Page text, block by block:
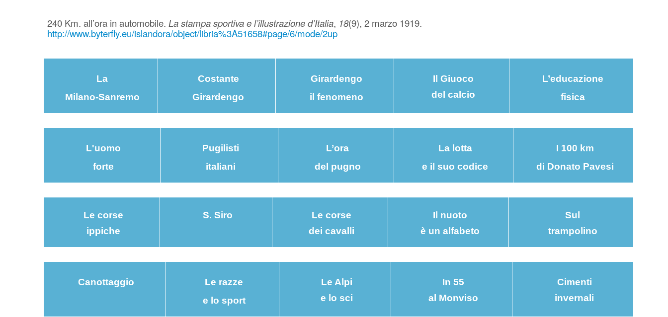
240 Km. all’ora in automobile. La stampa sportiva e l’illustrazione d’Italia, 18(9), 2 marzo 1919.
http://www.byterfly.eu/islandora/object/libria%3A51658#page/6/mode/2up
La
Milano-Sanremo
Costante
Girardengo
Girardengo
il fenomeno
Il Giuoco
del calcio
L’educazione
fisica
L'uomo
forte
Pugilisti
italiani
L’ora
del pugno
La lotta
e il suo codice
I 100 km
di Donato Pavesi
Le corse
ippiche
S. Siro
Le corse
dei cavalli
Il nuoto
è un alfabeto
Sul
trampolino
Canottaggio
Le razze
e lo sport
Le Alpi
e lo sci
In 55
al Monviso
Cimenti
invernali